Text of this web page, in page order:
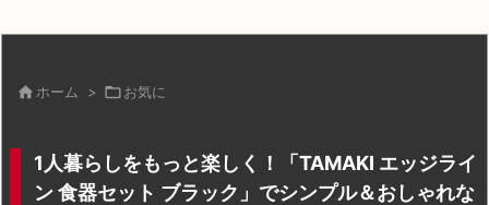
 ホーム > お気に
1人暮らしをもっと楽しく！「TAMAKI エッジライ
ン 食器セット ブラック」でシンプル＆おしゃれな